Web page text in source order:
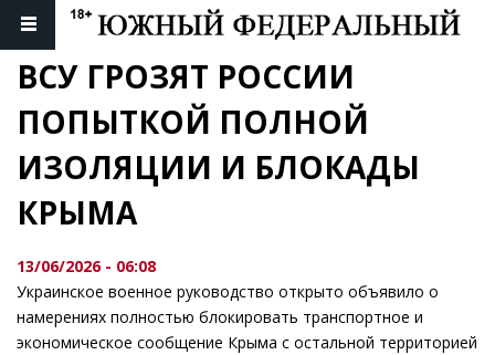
ВСУ ГРОЗЯТ РОССИИ
ПОПЫТКОЙ ПОЛНОЙ
ИЗОЛЯЦИИ И БЛОКАДЫ
КРЫМА
13/06/2026 - 06:08
Украинское военное руководство открыто объявило о
намерениях полностью блокировать транспортное и
экономическое сообщение Крыма с остальной территорией